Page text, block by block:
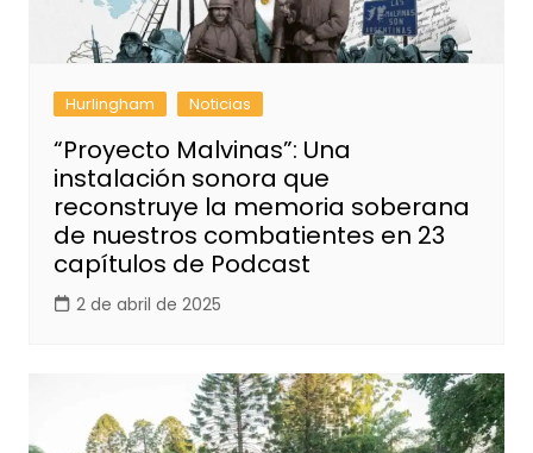
Hurlingham Noticias
“Proyecto Malvinas”: Una
instalación sonora que
reconstruye la memoria soberana
de nuestros combatientes en 23
capítulos de Podcast
2 de abril de 2025